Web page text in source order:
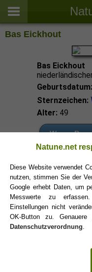
Bas Eickhout
Bas Eickhout
Geburtsdatum:
Sternzeichen:
Alter: 49
Waage
Waage
Natune.net
Diese Website verwendet
nutzen, stimmen Sie der
Google erhebt Daten, um
Messwerte zu
Einstellungen nicht
OK-Button zu.
Datenschutzverordnung